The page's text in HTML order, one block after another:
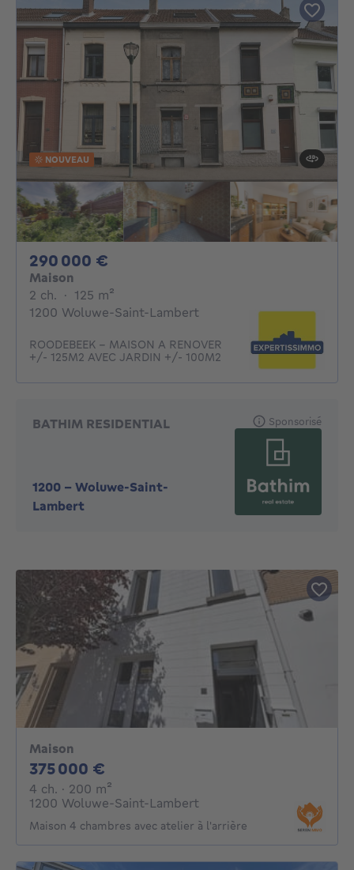
NOUVEAU
290 000 €
Maison
2 ch. 2 chambres
· 125 m²
1200 Woluwe-Saint-Lambert
ROODEBEEK - MAISON A RENOVER
+/- 125M2 AVEC JARDIN +/- 100M2
BATHIM RESIDENTIAL
1200 - Woluwe-Saint-
Lambert
Sponsorisé
Maison
375 000 €
4 ch. 4 chambres
· 200 m²
1200 Woluwe-Saint-Lambert
Maison 4 chambres avec atelier à l'arrière